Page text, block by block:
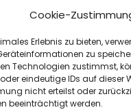
Cookie-
Erlebnis zu bieten,
zu
Technologien zustimmst,
eindeutige IDs auf dieser
nicht erteilst oder
beeinträchtigt werden.
Impressum
Cookie-